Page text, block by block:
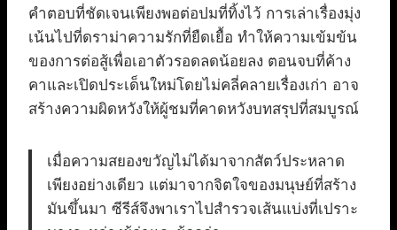
คำตอบที่ชัดเจนเพียงพอต่อปมที่ทิ้งไว้ การเล่าเรื่องมุ่ง
เน้นไปที่ดราม่าความรักที่ยืดเยื้อ ทำให้ความเข้มข้น
ของการต่อสู้เพื่อเอาตัวรอดลดน้อยลง ตอนจบที่ค้าง
คาและเปิดประเด็นใหม่โดยไม่คลี่คลายเรื่องเก่า อาจ
สร้างความผิดหวังให้ผู้ชมที่คาดหวังบทสรุปที่สมบูรณ์
เมื่อความสยองขวัญไม่ได้มาจากสัตว์ประหลาด
เพียงอย่างเดียว แต่มาจากจิตใจของมนุษย์ที่สร้าง
มันขึ้นมา ซีรีส์จึงพาเราไปสำรวจเส้นแบ่งที่เปราะ